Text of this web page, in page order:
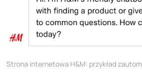
Strona internetowa H&M: przykład